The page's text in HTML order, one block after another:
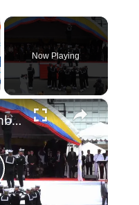
Now Playing
×
Video
Colombia: Colombia's Independence Day Parade in Bogota.